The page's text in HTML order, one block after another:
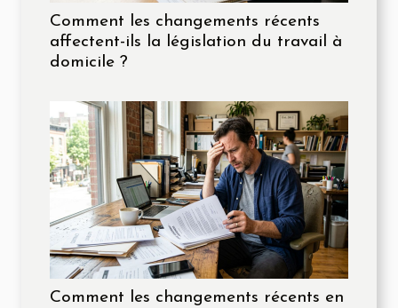
Comment les changements récents
affectent-ils la législation du travail à
domicile ?
Comment les changements récents en